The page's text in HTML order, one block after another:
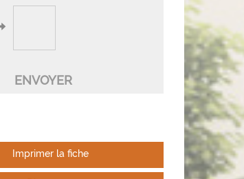
Imprimer la fiche